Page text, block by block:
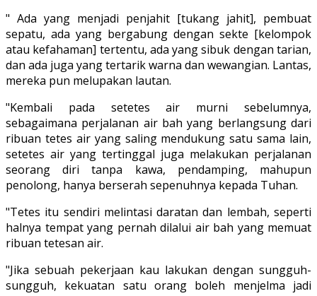
" Ada yang menjadi penjahit [tukang jahit], pembuat
sepatu, ada yang bergabung dengan sekte [kelompok
atau kefahaman] tertentu, ada yang sibuk dengan tarian,
dan ada juga yang tertarik warna dan wewangian. Lantas,
mereka pun melupakan lautan.
"Kembali pada setetes air murni sebelumnya,
sebagaimana perjalanan air bah yang berlangsung dari
ribuan tetes air yang saling mendukung satu sama lain,
setetes air yang tertinggal juga melakukan perjalanan
seorang diri tanpa kawa, pendamping, mahupun
penolong, hanya berserah sepenuhnya kepada Tuhan.
"Tetes itu sendiri melintasi daratan dan lembah, seperti
halnya tempat yang pernah dilalui air bah yang memuat
ribuan tetesan air.
"Jika sebuah pekerjaan kau lakukan dengan sungguh-
sungguh, kekuatan satu orang boleh menjelma jadi